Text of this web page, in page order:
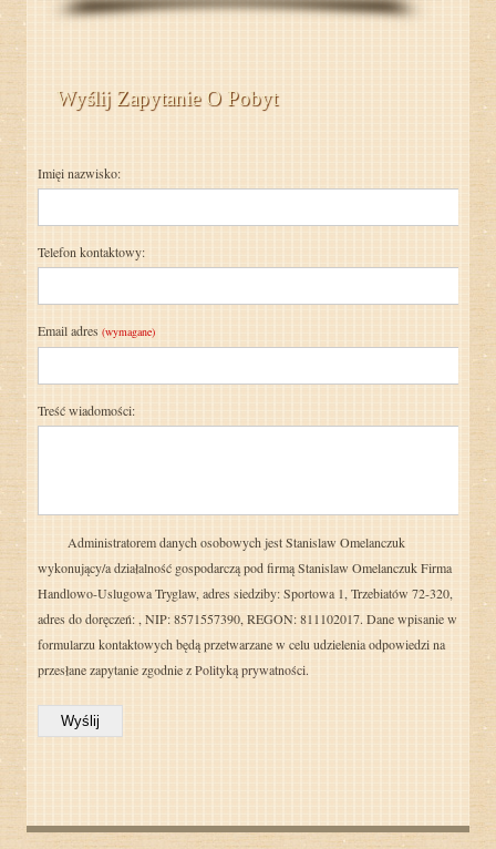
Wyślij Zapytanie O Pobyt
Imięi nazwisko:
Telefon kontaktowy:
Email adres (wymagane)
Treść wiadomości:
Administratorem danych osobowych jest Stanislaw Omelanczuk
wykonujący/a działalność gospodarczą pod firmą Stanislaw Omelanczuk Firma
Handlowo-Uslugowa Tryglaw, adres siedziby: Sportowa 1, Trzebiatów 72-320,
adres do doręczeń: , NIP: 8571557390, REGON: 811102017. Dane wpisanie w
formularzu kontaktowych będą przetwarzane w celu udzielenia odpowiedzi na
przesłane zapytanie zgodnie zPolityką prywatności.
Wyślij